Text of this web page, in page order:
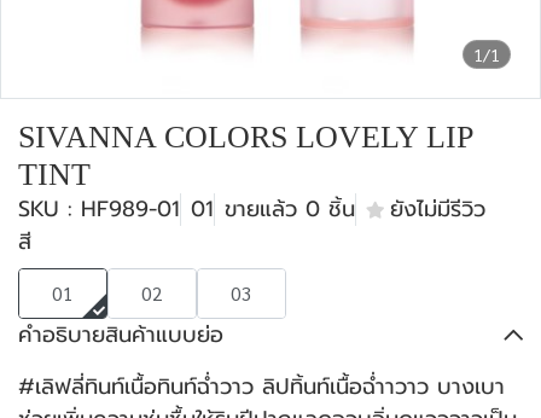
1/1
SIVANNA COLORS LOVELY LIP
TINT
SKU : HF989-01 01 ขายแล้ว 0 ชิ้น
ยังไม่มีรีวิว
สี
01 02 03
คำอธิบายสินค้าแบบย่อ
#เลิฟลี่ทินท์เนื้อทินท์ฉ่ำวาว ลิปทิ้นท์เนื้อฉ่ำาวาว บางเบา